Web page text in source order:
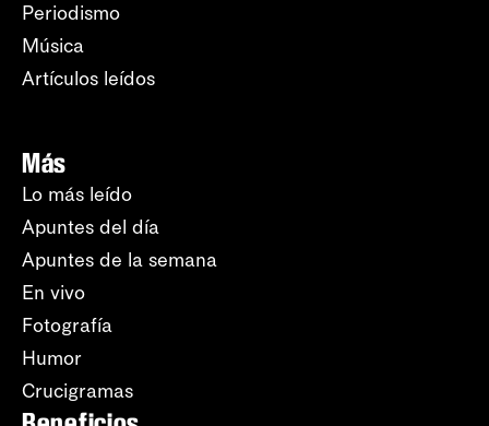
Periodismo
Música
Artículos leídos
Más
Lo más leído
Apuntes del día
Apuntes de la semana
En vivo
Fotografía
Humor
Crucigramas